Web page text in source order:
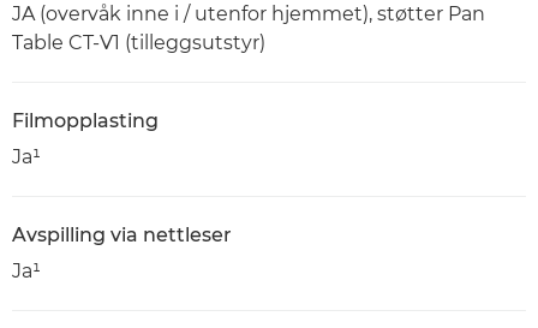
JA (overvåk inne i / utenfor hjemmet), støtter Pan
Table CT-V1 (tilleggsutstyr)
Filmopplasting
Ja¹
Avspilling via nettleser
Ja¹